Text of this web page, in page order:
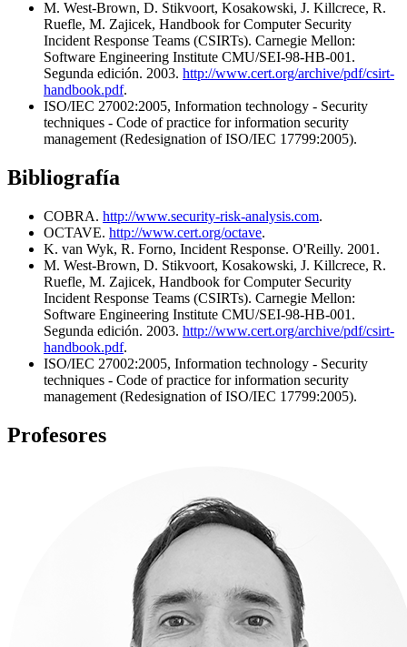
M. West-Brown, D. Stikvoort, Kosakowski, J. Killcrece, R.
Ruefle, M. Zajicek, Handbook for Computer Security
Incident Response Teams (CSIRTs). Carnegie Mellon:
Software Engineering Institute CMU/SEI-98-HB-001.
Segunda edición. 2003. http://www.cert.org/archive/pdf/csirt-
handbook.pdf.
ISO/IEC 27002:2005, Information technology - Security
techniques - Code of practice for information security
management (Redesignation of ISO/IEC 17799:2005).
Bibliografía
COBRA. http://www.security-risk-analysis.com.
OCTAVE. http://www.cert.org/octave.
K. van Wyk, R. Forno, Incident Response. O'Reilly. 2001.
M. West-Brown, D. Stikvoort, Kosakowski, J. Killcrece, R.
Ruefle, M. Zajicek, Handbook for Computer Security
Incident Response Teams (CSIRTs). Carnegie Mellon:
Software Engineering Institute CMU/SEI-98-HB-001.
Segunda edición. 2003. http://www.cert.org/archive/pdf/csirt-
handbook.pdf.
ISO/IEC 27002:2005, Information technology - Security
techniques - Code of practice for information security
management (Redesignation of ISO/IEC 17799:2005).
Profesores